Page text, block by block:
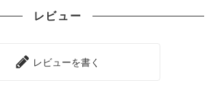
レビュー
レビューを書く